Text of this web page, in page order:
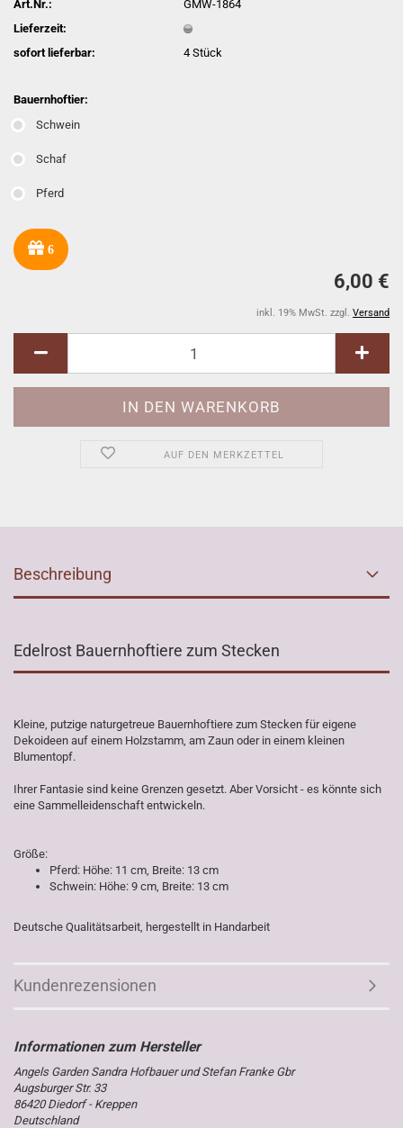
Art.Nr.:
GMW-1864
Lieferzeit:
sofort lieferbar:
4Stück
Bauernhoftier:
Schwein
Schaf
Pferd
6
6,00 €
inkl. 19% MwSt. zzgl. Versand
AUF DEN MERKZETTEL
Beschreibung
Edelrost Bauernhoftiere zum Stecken
Kleine, putzige naturgetreue Bauernhoftiere zum Stecken für eigene
Dekoideen auf einem Holzstamm, am Zaun oder in einem kleinen
Blumentopf.
Ihrer Fantasie sind keine Grenzen gesetzt. Aber Vorsicht - es könnte sich
eine Sammelleidenschaft entwickeln.
Größe:
Pferd: Höhe: 11 cm, Breite: 13 cm
Schwein: Höhe: 9 cm, Breite: 13 cm
Deutsche Qualitätsarbeit, hergestellt in Handarbeit
Kundenrezensionen
Angels Garden Sandra Hofbauer und Stefan Franke Gbr
Augsburger Str. 33
86420 Diedorf - Kreppen
Deutschland